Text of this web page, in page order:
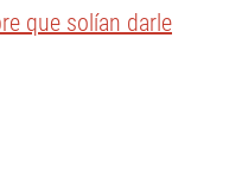
que solían darle